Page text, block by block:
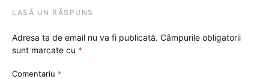
LASĂ UN RĂSPUNS
Adresa ta de email nu va fi publicată. Câmpurile obligatorii
sunt marcate cu *
Comentariu *